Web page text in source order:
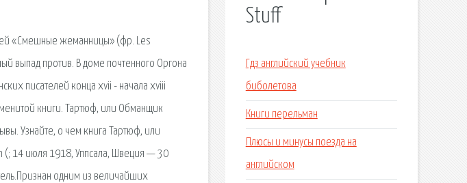
«Смешные жеманницы» (фр. Les
выпад против. В доме почтенного Оргона
писателей конца xvii - начала xviii
книги. Тартюф, или Обманщик
Узнайте, о чем книга Тартюф, или
(; 14 июля 1918, Уппсала, Швеция — 30
одним из величайших
Stuff
Гдз английский учебник
биболетова
Книги перельман
Плюсы и минусы поезда на
английском